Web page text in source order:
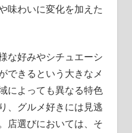
味わいに変化を加えた
な好みやシチュエーシ
できるという大きなメ
によっても異なる特色
、グルメ好きには見逃
店選びにおいては、そ